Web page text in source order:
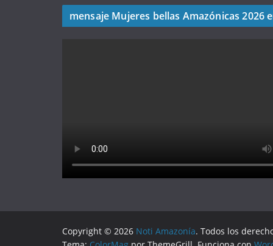
mensaje Mujeres bellas Amazónicas 2026
Copyright © 2026 Noti Amazonía. Todos los